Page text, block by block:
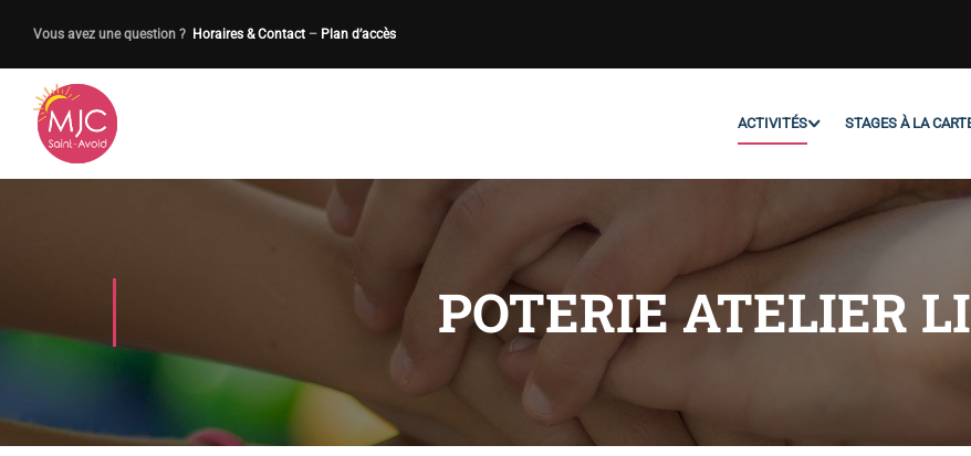
Vous avez une question ? Horaires & Contact – Plan d’accès
ACTIVITÉS STAGES À LA
POTERIE ATELIER